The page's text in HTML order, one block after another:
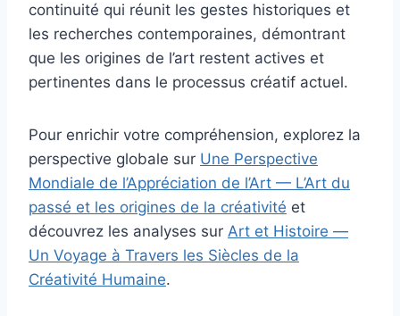
continuité qui réunit les gestes historiques et
les recherches contemporaines, démontrant
que les origines de l’art restent actives et
pertinentes dans le processus créatif actuel.
Pour enrichir votre compréhension, explorez la
perspective globale sur Une Perspective
Mondiale de l’Appréciation de l’Art — L’Art du
passé et les origines de la créativité et
découvrez les analyses sur Art et Histoire —
Un Voyage à Travers les Siècles de la
Créativité Humaine.